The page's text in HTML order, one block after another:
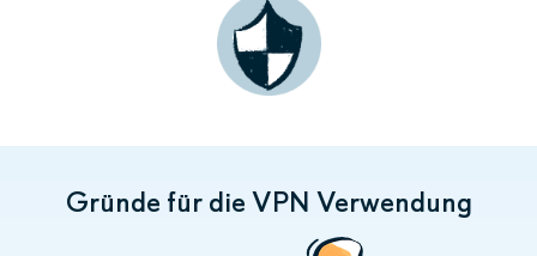
Gründe für die VPN Verwendung